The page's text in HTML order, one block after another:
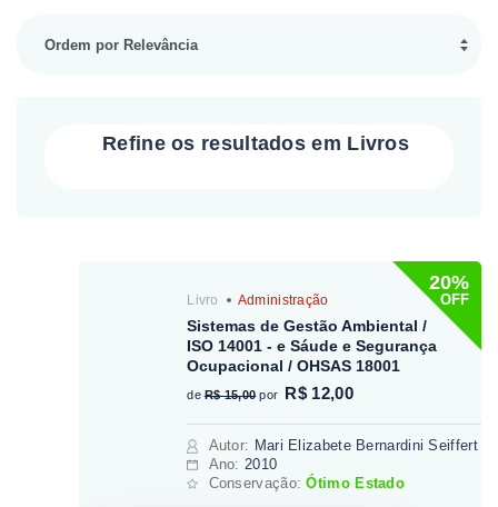
Refine os resultados em Livros
20%
OFF
Livro Administração
Sistemas de Gestão Ambiental /
ISO 14001 - e Sáude e Segurança
Ocupacional / OHSAS 18001
de R$ 15,00 por R$ 12,00
Autor: Mari Elizabete Bernardini Seiffert
Ano: 2010
Conservação:Ótimo Estado